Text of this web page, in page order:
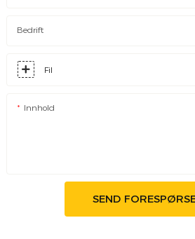
Bedrift
Fil
Innhold
SEND